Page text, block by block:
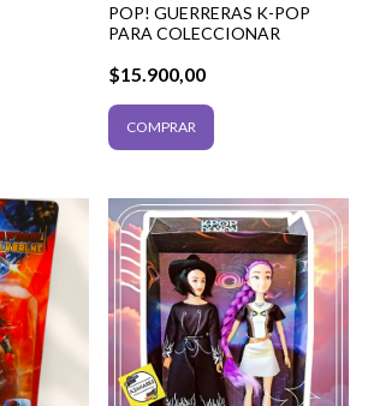
POP! GUERRERAS K-POP
PARA COLECCIONAR
$15.900,00